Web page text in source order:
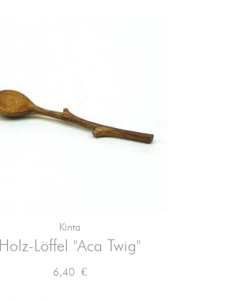
Kinta
Holz-Löffel "Aca Twig"
Preis
6,40 €